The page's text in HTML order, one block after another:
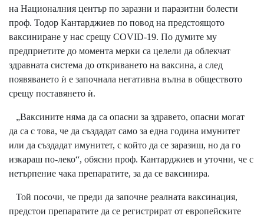
на Националния център по заразни и паразитни болести
проф. Тодор Кантарджиев по повод на предстоящото
ваксиниране у нас срещу COVID-19. По думите му
предприетите до момента мерки са целели да облекчат
здравната система до откриването на ваксина, а след
появяването ѝ е започнала негативна вълна в обществото
срещу поставянето ѝ.
„Ваксините няма да са опасни за здравето, опасни могат
да са с това, че да създадат само за една година имунитет
или да създадат имунитет, с който да се заразиш, но да го
изкараш по-леко“, обясни проф. Кантарджиев и уточни, че с
нетърпение чака препаратите, за да се ваксинира.
Той посочи, че преди да започне реалната ваксинация,
предстои препаратите да се регистрират от европейските